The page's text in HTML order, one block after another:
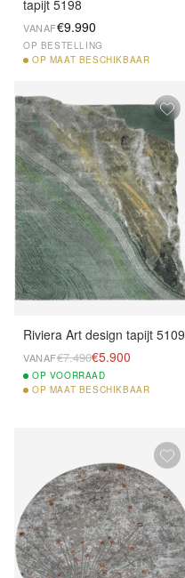
tapijt 5198
VANAF€9.990
OP BESTELLING
OP MAAT BESCHIKBAAR
Riviera Art design tapijt 5109
VANAF€7.490€5.900
OP VOORRAAD
OP MAAT BESCHIKBAAR